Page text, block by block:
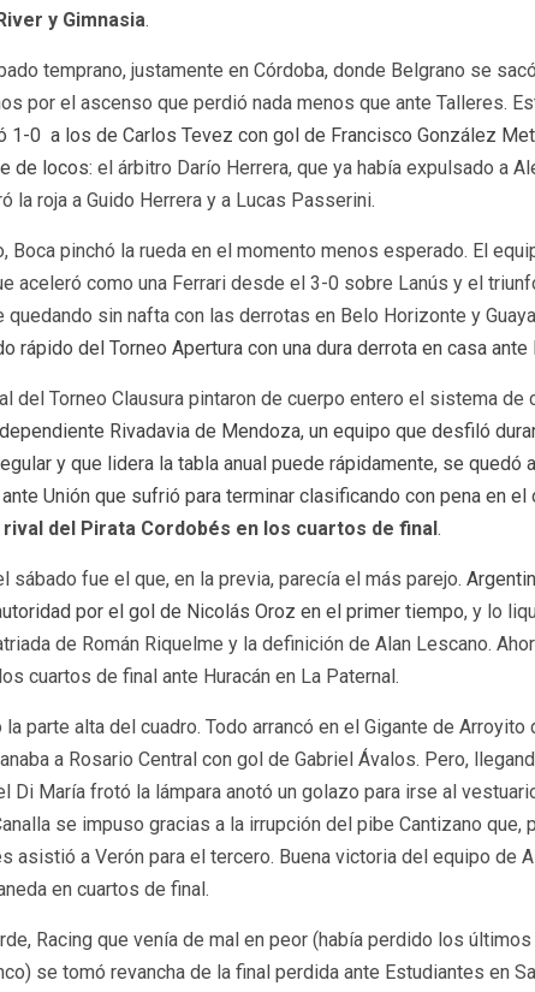
y Gimnasia.
temprano, justamente en Córdoba, donde Belgrano se
por el ascenso que perdió nada menos que ante Talleres.
1-0 a los de Carlos Tevez con gol de Francisco González
de locos: el árbitro Darío Herrera, que ya había expulsado a
la roja a Guido Herrera y a Lucas Passerini.
Boca pinchó la rueda en el momento menos esperado. El
aceleró como una Ferrari desde el 3-0 sobre Lanús y el
quedando sin nafta con las derrotas en Belo Horizonte y
rápido del Torneo Apertura con una dura derrota en casa ante
del Torneo Clausura pintaron de cuerpo entero el sistema de
Rivadavia de Mendoza, un equipo que desfiló
y que lidera la tabla anual puede rápidamente, se quedó
Unión que sufrió para terminar clasificando con pena en el
del Pirata Cordobés en los cuartos de final.
sábado fue el que, en la previa, parecía el más parejo.
por el gol de Nicolás Oroz en el primer tiempo, y lo
de Román Riquelme y la definición de Alan Lescano.
cuartos de final ante Huracán en La Paternal.
parte alta del cuadro. Todo arrancó en el Gigante de Arroyito
a Rosario Central con gol de Gabriel Ávalos. Pero,
Di María frotó la lámpara anotó un golazo para irse al
se impuso gracias a la irrupción del pibe Cantizano que,
asistió a Verón para el tercero. Buena victoria del equipo de
en cuartos de final.
Racing que venía de mal en peor (había perdido los
se tomó revancha de la final perdida ante Estudiantes en